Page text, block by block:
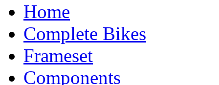
Home
Complete Bikes
Frameset
Components